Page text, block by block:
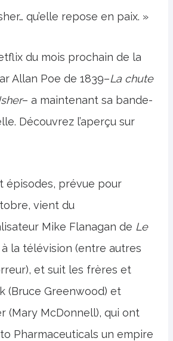
qu’elle repose en paix. »
du mois prochain de la
Allan Poe de 1839–La chute
– a maintenant sa bande-
Découvrez l’aperçu sur
épisodes, prévue pour
vient du
Mike Flanagan de Le
la télévision (entre autres
et suit les frères et
(Bruce Greenwood) et
(Mary McDonnell), qui ont
Pharmaceuticals un empire